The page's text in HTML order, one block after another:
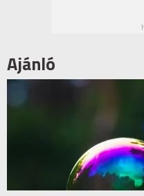
Ajánló